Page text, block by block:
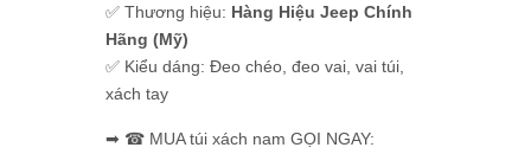
✅ Thương hiệu: Hàng Hiệu Jeep Chính
Hãng (Mỹ)
✅ Kiểu dáng: Đeo chéo, đeo vai, vai túi,
xách tay
➡ ☎ MUA túi xách nam GỌI NGAY: